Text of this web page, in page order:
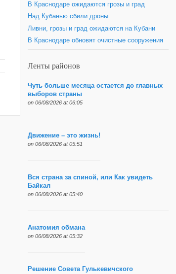
В Краснодаре ожидаются грозы и град
Над Кубанью сбили дроны
Ливни, грозы и град ожидаются на Кубани
В Краснодаре обновят очистные сооружения
Ленты районов
Чуть больше месяца остается до главных
выборов страны
on 06/08/2026 at 06:05
Движение – это жизнь!
on 06/08/2026 at 05:51
Вся страна за спиной, или Как увидеть
Байкал
on 06/08/2026 at 05:40
Анатомия обмана
on 06/08/2026 at 05:32
Решение Совета Гулькевичского